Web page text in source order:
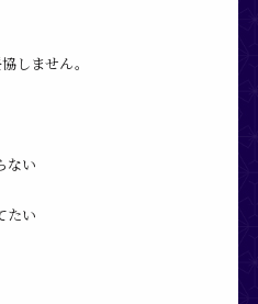
しません。
ない
たい